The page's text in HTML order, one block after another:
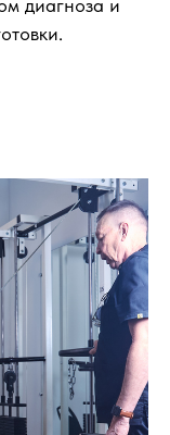
диагноза и